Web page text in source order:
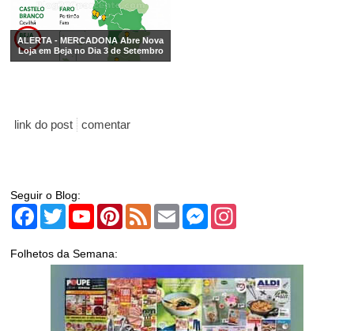
ALERTA - MERCADONA Abre Nova
Loja em Beja no Dia 3 de Setembro
link do post comentar
Seguir o Blog:
Facebook
TwitterYouTubePinterest
Feed Email Messenger
Folhetos da Semana: